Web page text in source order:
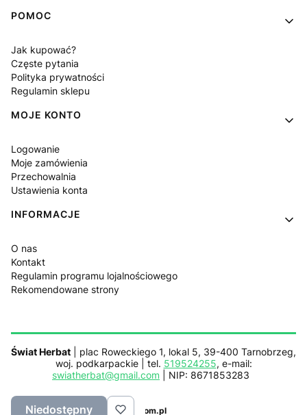
POMOC
Jak kupować?
Częste pytania
Polityka prywatności
Regulamin sklepu
MOJE KONTO
Logowanie
Moje zamówienia
Przechowalnia
Ustawienia konta
INFORMACJE
O nas
Kontakt
Regulamin programu lojalnościowego
Rekomendowane strony
Świat Herbat | plac Roweckiego 1, lokal 5, 39-400 Tarnobrzeg,
woj. podkarpackie | tel. 519524255, e-mail:
swiatherbat@gmail.com | NIP: 8671853283
Sklep działa z pomocą Netplace.com.pl
Niedostępny